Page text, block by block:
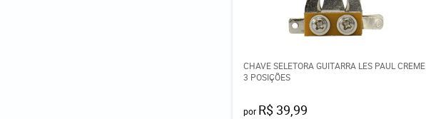
CHAVE SELETORA GUITARRA LES PAUL CREME
3 POSIÇÕES
por R$ 39,99